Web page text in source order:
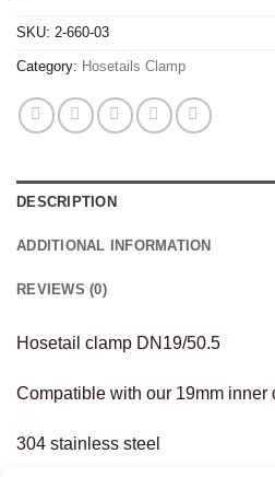
SKU: 2-660-03
Category: Hosetails Clamp
DESCRIPTION
ADDITIONAL INFORMATION
REVIEWS (0)
Hosetail clamp DN19/50.5
Compatible with our 19mm inner
304 stainless steel